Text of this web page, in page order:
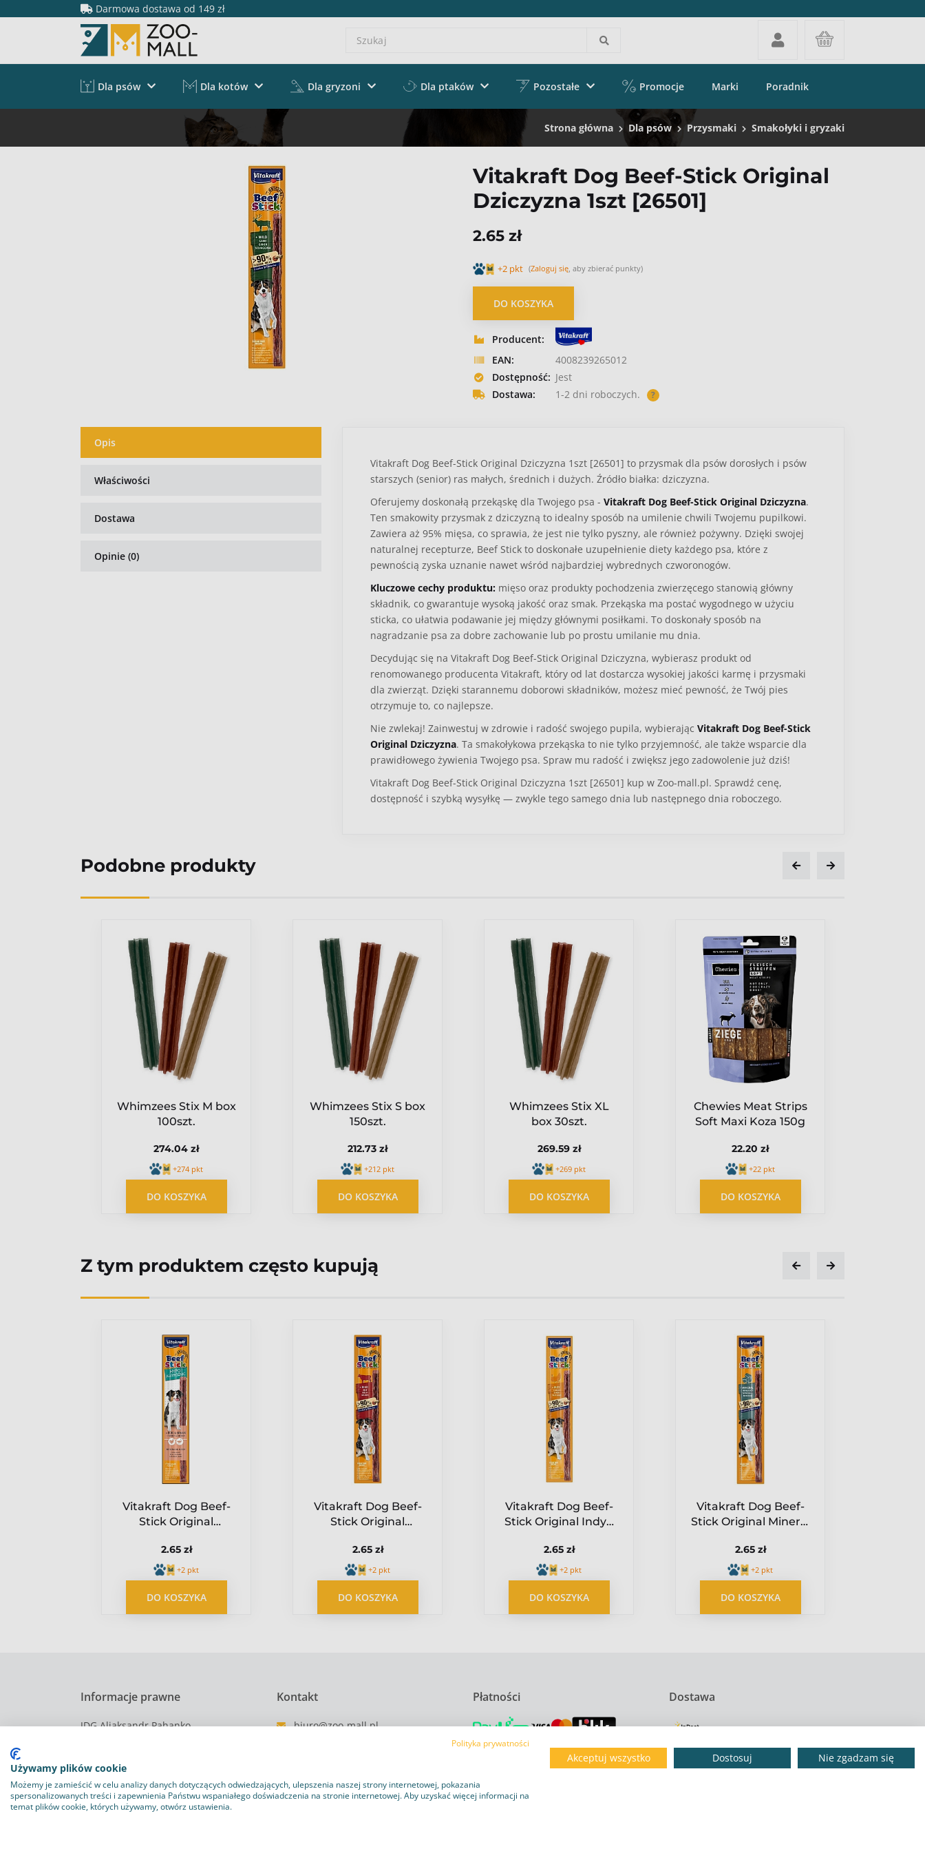
Darmowa dostawa od 149 zł
Dla psów Dla kotów Dla gryzoni Dla ptaków Pozostałe Promocje Marki Poradnik
Strona główna Dla psów Przysmaki Smakołyki i gryzaki
Vitakraft Dog Beef-Stick Original
Dziczyzna 1szt [26501]
2.65 zł
+2 pkt (Zaloguj się, aby zbierać punkty)
DO KOSZYKA
Producent:
EAN:
4008239265012
Dostępność: Jest
Dostawa:
1-2 dni roboczych. ?
Opis
Właściwości
Dostawa
Opinie (0)
Vitakraft Dog Beef-Stick Original Dziczyzna 1szt [26501] to przysmak dla psów dorosłych i psów
starszych (senior) ras małych, średnich i dużych. Źródło białka: dziczyzna.
Oferujemy doskonałą przekąskę dla Twojego psa - Vitakraft Dog Beef-Stick Original Dziczyzna.
Ten smakowity przysmak z dziczyzną to idealny sposób na umilenie chwili Twojemu pupilkowi.
Zawiera aż 95% mięsa, co sprawia, że jest nie tylko pyszny, ale również pożywny. Dzięki swojej
naturalnej recepturze, Beef Stick to doskonałe uzupełnienie diety każdego psa, które z
pewnością zyska uznanie nawet wśród najbardziej wybrednych czworonogów.
Kluczowe cechy produktu: mięso oraz produkty pochodzenia zwierzęcego stanowią główny
składnik, co gwarantuje wysoką jakość oraz smak. Przekąska ma postać wygodnego w użyciu
sticka, co ułatwia podawanie jej między głównymi posiłkami. To doskonały sposób na
nagradzanie psa za dobre zachowanie lub po prostu umilanie mu dnia.
Decydując się na Vitakraft Dog Beef-Stick Original Dziczyzna, wybierasz produkt od
renomowanego producenta Vitakraft, który od lat dostarcza wysokiej jakości karmę i przysmaki
dla zwierząt. Dzięki starannemu doborowi składników, możesz mieć pewność, że Twój pies
otrzymuje to, co najlepsze.
Nie zwlekaj! Zainwestuj w zdrowie i radość swojego pupila, wybierając Vitakraft Dog Beef-Stick
Original Dziczyzna. Ta smakołykowa przekąska to nie tylko przyjemność, ale także wsparcie dla
prawidłowego żywienia Twojego psa. Spraw mu radość i zwiększ jego zadowolenie już dziś!
Vitakraft Dog Beef-Stick Original Dziczyzna 1szt [26501] kup w Zoo-mall.pl. Sprawdź cenę,
dostępność i szybką wysyłkę — zwykle tego samego dnia lub następnego dnia roboczego.
Źródło białka Dziczyzna
Podobne produkty
Whimzees Stix M box
100szt.
274.04 zł
+274 pkt
DO KOSZYKA
Whimzees Stix S box
150szt.
212.73 zł
+212 pkt
DO KOSZYKA
Whimzees Stix XL
box 30szt.
269.59 zł
+269 pkt
DO KOSZYKA
Chewies Meat Strips
Soft Maxi Koza 150g
22.20 zł
+22 pkt
DO KOSZYKA
Z tym produktem często kupują
Vitakraft Dog Beef-
Stick Original
[36719]
2.65 zł
+2 pkt
DO KOSZYKA
Vitakraft Dog Beef-
Stick Original
[26500]
2.65 zł
+2 pkt
DO KOSZYKA
Vitakraft Dog Beef-
Stick Original Indyk
2.65 zł
+2 pkt
DO KOSZYKA
Vitakraft Dog Beef-
Stick Original Mineral
2.65 zł
+2 pkt
DO KOSZYKA
Informacje prawne
JDG Aliaksandr Pahanko
Kontakt
biuro@zoo-mall.pl
Płatności Dostawa
Regulamin Polityka Prywatności
Polityka prywatności
Używamy plików cookie
Możemy je zamieścić w celu analizy danych dotyczących odwiedzających, ulepszenia naszej strony internetowej, pokazania
spersonalizowanych treści i zapewnienia Państwu wspaniałego doświadczenia na stronie internetowej. Aby uzyskać więcej informacji na
temat plików cookie, których używamy, otwórz ustawienia.
Akceptuj wszystko Dostosuj Nie zgadzam się